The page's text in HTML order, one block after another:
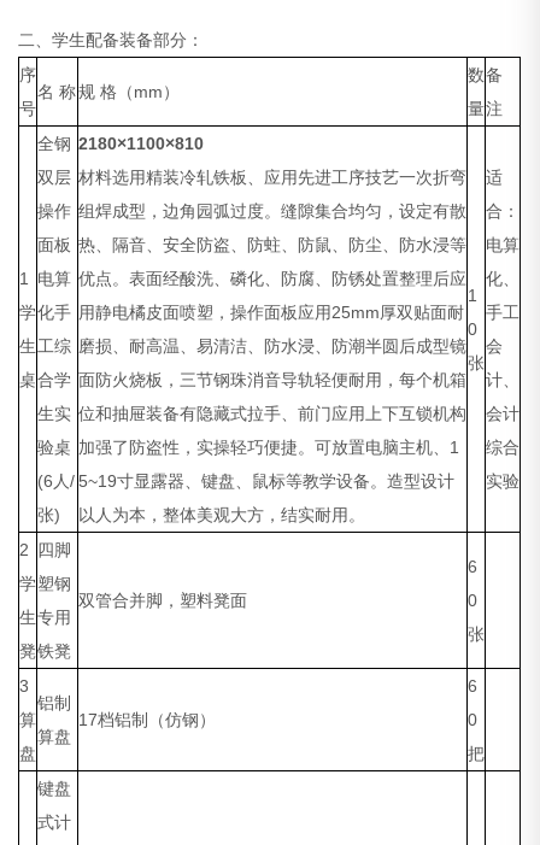
二、学生配备装备部分：
序
号
名 称规 格（mm）
数
量
备
注
1
学
生
桌
全钢
双层
操作
面板
电算
化手
工综
合学
生实
验桌
(6人/
张)
2180×1100×810
材料选用精装冷轧铁板、应用先进工序技艺一次折弯
组焊成型，边角园弧过度。缝隙集合均匀，设定有散
热、隔音、安全防盗、防蛀、防鼠、防尘、防水浸等
优点。表面经酸洗、磷化、防腐、防锈处置整理后应
用静电橘皮面喷塑，操作面板应用25mm厚双贴面耐
磨损、耐高温、易清洁、防水浸、防潮半圆后成型镜
面防火烧板，三节钢珠消音导轨轻便耐用，每个机箱
位和抽屉装备有隐藏式拉手、前门应用上下互锁机构
加强了防盗性，实操轻巧便捷。可放置电脑主机、1
5~19寸显露器、键盘、鼠标等教学设备。造型设计
以人为本，整体美观大方，结实耐用。
1
0
张
适
合：
电算
化、
手工
会
计、
会计
综合
实验
2
学
生
凳
四脚
塑钢
专用
铁凳
双管合并脚，塑料凳面
6
0
张
3
算
盘
铝制
算盘
17档铝制（仿钢）
6
0
把
键盘
式计